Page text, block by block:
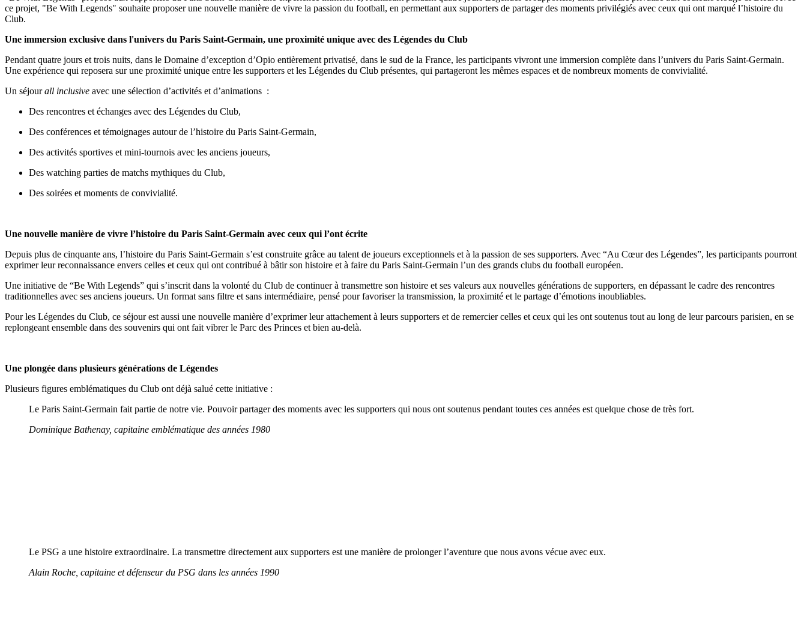
ce projet, "Be With Legends" souhaite proposer une nouvelle manière de vivre la passion du football, en permettant aux supporters de partager des moments privilégiés avec ceux qui ont marqué l’histoire du
Club.
Une immersion exclusive dans l'univers du Paris Saint-Germain, une proximité unique avec des Légendes du Club
Pendant quatre jours et trois nuits, dans le Domaine d’exception d’Opio entièrement privatisé, dans le sud de la France, les participants vivront une immersion complète dans l’univers du Paris Saint-Germain.
Une expérience qui reposera sur une proximité unique entre les supporters et les Légendes du Club présentes, qui partageront les mêmes espaces et de nombreux moments de convivialité.
Un séjourall inclusive avec une sélection d’activités et d’animations :
Des rencontres et échanges avec des Légendes du Club,
Des conférences et témoignages autour de l’histoire du Paris Saint-Germain,
Des activités sportives et mini-tournois avec les anciens joueurs,
Des watching parties de matchs mythiques du Club,
Des soirées et moments de convivialité.
Une nouvelle manière de vivre l’histoire du Paris Saint-Germain avec ceux qui l’ont écrite
Depuis plus de cinquante ans, l’histoire du Paris Saint-Germain s’est construite grâce au talent de joueurs exceptionnels et à la passion de ses supporters. Avec “Au Cœur des Légendes”, les participants pourront
exprimer leur reconnaissance envers celles et ceux qui ont contribué à bâtir son histoire et à faire du Paris Saint-Germain l’un des grands clubs du football européen.
Une initiative de “Be With Legends” qui s’inscrit dans la volonté du Club de continuer à transmettre son histoire et ses valeurs aux nouvelles générations de supporters, en dépassant le cadre des rencontres
traditionnelles avec ses anciens joueurs. Un format sans filtre et sans intermédiaire, pensé pour favoriser la transmission, la proximité et le partage d’émotions inoubliables.
Pour les Légendes du Club, ce séjour est aussi une nouvelle manière d’exprimer leur attachement à leurs supporters et de remercier celles et ceux qui les ont soutenus tout au long de leur parcours parisien, en se
replongeant ensemble dans des souvenirs qui ont fait vibrer le Parc des Princes et bien au-delà.
Une plongée dans plusieurs générations de Légendes
Plusieurs figures emblématiques du Club ont déjà salué cette initiative :
Le Paris Saint-Germain fait partie de notre vie. Pouvoir partager des moments avec les supporters qui nous ont soutenus pendant toutes ces années est quelque chose de très fort.
Dominique Bathenay, capitaine emblématique des années 1980
Le PSG a une histoire extraordinaire. La transmettre directement aux supporters est une manière de prolonger l’aventure que nous avons vécue avec eux.
Alain Roche, capitaine et défenseur du PSG dans les années 1990